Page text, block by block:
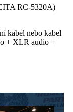
RC-5320A)
kabel nebo kabel
+ XLR audio +